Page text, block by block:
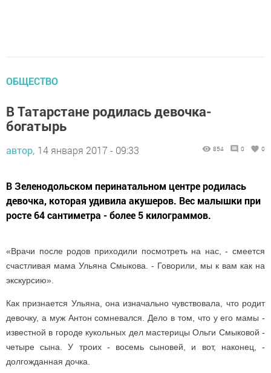
ОБЩЕСТВО
В Татарстане родилась девочка-
богатырь
автор, 14 января 2017 - 09:33 854 0 0
В Зеленодольском перинатальном центре родилась
девочка, которая удивила акушеров. Вес малышки при
росте 64 сантиметра - более 5 килограммов.
«Врачи после родов приходили посмотреть на нас, - смеется
счастливая мама Ульяна Смыкова. - Говорили, мы к вам как на
экскурсию».
Как признается Ульяна, она изначально чувствовала, что родит
девочку, а муж Антон сомневался. Дело в том, что у его мамы -
известной в городе кукольных дел мастерицы Ольги Смыковой -
четыре сына. У троих - восемь сыновей, и вот, наконец, -
долгожданная дочка.